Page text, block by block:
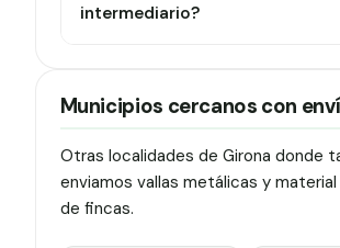
intermediario?
Municipios cercanos con
Otras localidades de Girona donde
enviamos vallas metálicas y material
de fincas.